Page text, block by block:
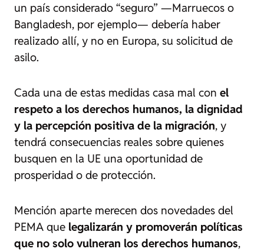
un país considerado “seguro” —Marruecos o
Bangladesh, por ejemplo— debería haber
realizado allí, y no en Europa, su solicitud de
asilo.
Cada una de estas medidas casa mal con el
respeto a los derechos humanos, la dignidad
y la percepción positiva de la migración, y
tendrá consecuencias reales sobre quienes
busquen en la UE una oportunidad de
prosperidad o de protección.
Mención aparte merecen dos novedades del
PEMA que legalizarán y promoverán políticas
que no solo vulneran los derechos humanos,